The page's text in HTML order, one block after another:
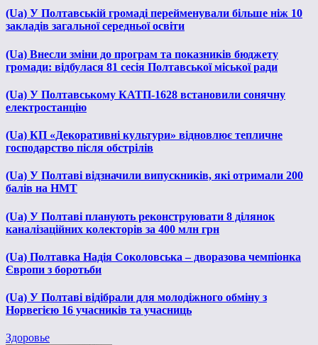
(Ua) У Полтавській громаді перейменували більше ніж 10
закладів загальної середньої освіти
(Ua) Внесли зміни до програм та показників бюджету
громади: відбулася 81 сесія Полтавської міської ради
(Ua) У Полтавському КАТП-1628 встановили сонячну
електростанцію
(Ua) КП «Декоративні культури» відновлює тепличне
господарство після обстрілів
(Ua) У Полтаві відзначили випускників, які отримали 200
балів на НМТ
(Ua) У Полтаві планують реконструювати 8 ділянок
каналізаційних колекторів за 400 млн грн
(Ua) Полтавка Надія Соколовська – дворазова чемпіонка
Європи з боротьби
(Ua) У Полтаві відібрали для молодіжного обміну з
Норвегією 16 учасників та учасниць
Здоровье